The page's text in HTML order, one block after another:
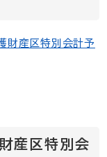
財産区特別会計予
産区特別会